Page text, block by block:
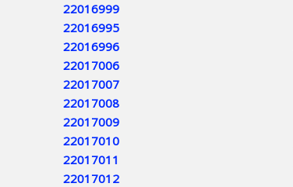
22016999
22016995
22016996
22017006
22017007
22017008
22017009
22017010
22017011
22017012